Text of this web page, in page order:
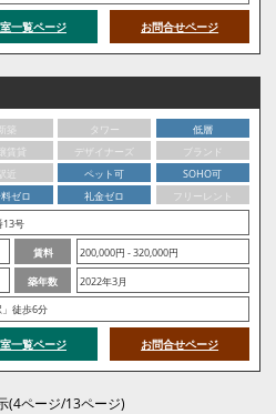
一覧ページ お問合せページ
新築 タワー
低層
賃貸
デザイナーズ
ブランド
近
ペット可
SOHO可
ゼロ
礼金ゼロ
フリーレント
13号
賃料
200,000円 - 320,000円
築年数
2022年3月
徒歩6分
一覧ページ お問合せページ
(4ページ/13ページ)